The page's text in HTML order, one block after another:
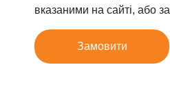
вказаними на сайті, або
Замовити